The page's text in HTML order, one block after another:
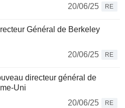
20/06/25
RE
Général de Berkeley
20/06/25
RE
directeur général de
Uni
20/06/25
RE